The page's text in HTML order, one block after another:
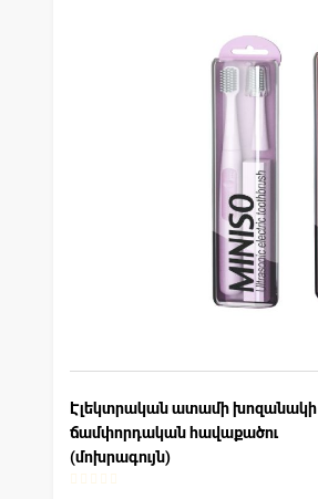
Էլեկտրական ատամի խոզանակի
ճամփորդական հավաքածու
(մոխրագույն)